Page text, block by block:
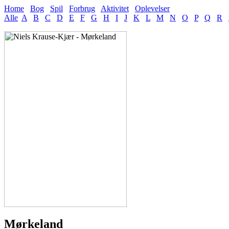
Home Bog Spil Forbrug Aktivitet
Oplevelser
Alle A B C D E F G H I J K L M N O P Q R
Mørkeland